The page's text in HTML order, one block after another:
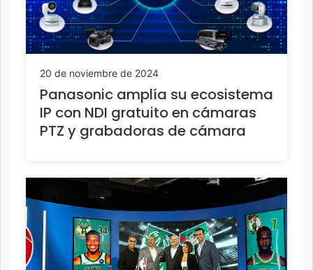
20 de noviembre de 2024
Panasonic amplía su ecosistema
IP con NDI gratuito en cámaras
PTZ y grabadoras de cámara